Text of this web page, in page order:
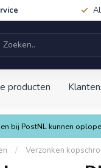
producten
bij PostNL kunnen
/ Verzonken